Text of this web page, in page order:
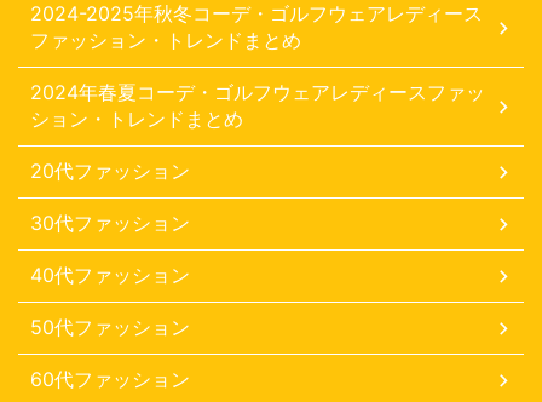
2024-2025年秋冬コーデ・ゴルフウェアレディース
ファッション・トレンドまとめ
2024年春夏コーデ・ゴルフウェアレディースファッ
ション・トレンドまとめ
20代ファッション
30代ファッション
40代ファッション
50代ファッション
60代ファッション